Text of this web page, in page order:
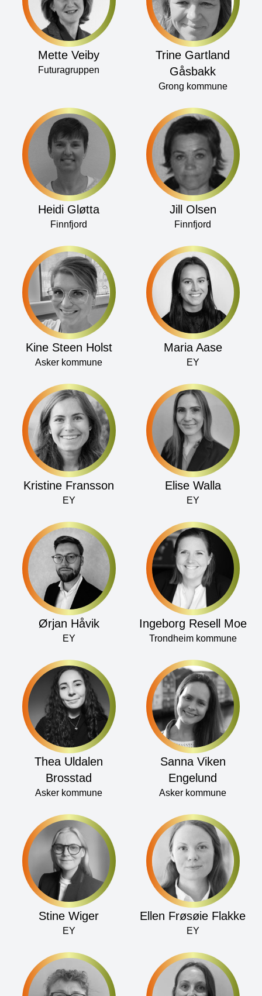
Mette Veiby
Futuragruppen
Trine Gartland
Gåsbakk
Grong kommune
Heidi Gløtta
Finnfjord
Jill Olsen
Finnfjord
Kine Steen Holst
Asker kommune
Maria Aase
EY
Kristine Fransson
EY
Elise Walla
EY
Ørjan Håvik
EY
Ingeborg Resell Moe
Trondheim kommune
Thea Uldalen
Brosstad
Asker kommune
Sanna Viken
Engelund
Asker kommune
Stine Wiger
EY
Ellen Frøsøie Flakke
EY